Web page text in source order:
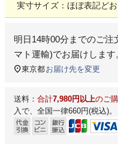
実寸サイズ：ほぼ表記どお
明日14時00分 までのご注
マト運輸)でお届けします
東京都お届け先を変更
送料： 合計7,980円以上のご
入で、全国一律660円(税込)。